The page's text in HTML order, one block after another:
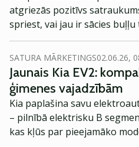
atgriezās pozitīvs
spriest, vai jau ir sācies
Bitcoin, DeFi, stabilo
pārliecību par spēcīgas
kripto ekosistēmai 2024.
SATURA MĀRKETINGS02.06.26,
Jaunais Kia EV2:
ģimenes vajadzībām
Kia paplašina savu
– pilnībā elektrisku B
kas kļūs par pieejamāko